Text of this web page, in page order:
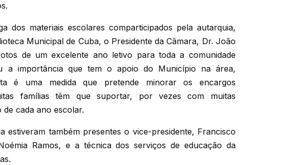
dos materiais escolares comparticipados pela autarquia,
Municipal de Cuba, o Presidente da Câmara, Dr. João
de um excelente ano letivo para toda a comunidade
a importância que tem o apoio do Município na área,
é uma medida que pretende minorar os encargos
famílias têm que suportar, por vezes com muitas
cada ano escolar.
estiveram também presentes o vice-presidente, Francisco
Ramos, e a técnica dos serviços de educação da